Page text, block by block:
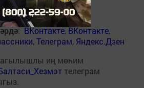
:ВКонтакте,ВКонтакте,
,Телеграм, Яндекс.Дзен
иң мөһим
телеграм